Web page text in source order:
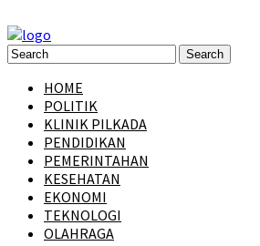
HOME
POLITIK
KLINIK PILKADA
PENDIDIKAN
PEMERINTAHAN
KESEHATAN
EKONOMI
TEKNOLOGI
OLAHRAGA